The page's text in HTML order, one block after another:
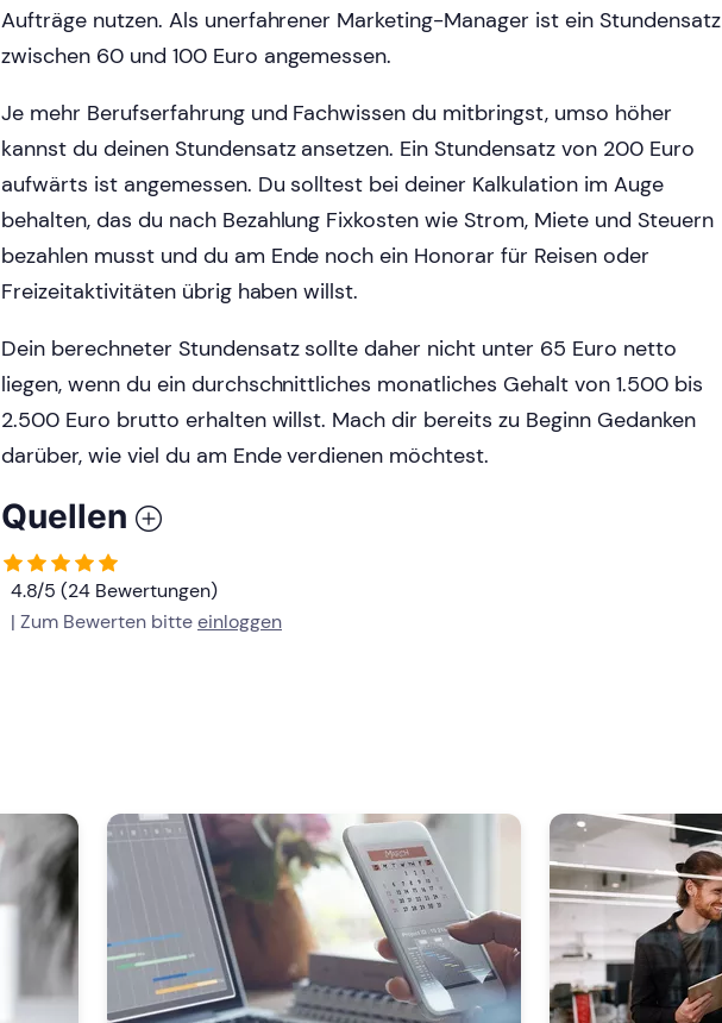
Aufträge nutzen. Als unerfahrener Marketing-Manager ist ein Stundensatz
zwischen 60 und 100 Euro angemessen.
Je mehr Berufserfahrung und Fachwissen du mitbringst, umso höher
kannst du deinen Stundensatz ansetzen. Ein Stundensatz von 200 Euro
aufwärts ist angemessen. Du solltest bei deiner Kalkulation im Auge
behalten, das du nach Bezahlung Fixkosten wie Strom, Miete und Steuern
bezahlen musst und du am Ende noch ein Honorar für Reisen oder
Freizeitaktivitäten übrig haben willst.
Dein berechneter Stundensatz sollte daher nicht unter 65 Euro netto
liegen, wenn du ein durchschnittliches monatliches Gehalt von 1.500 bis
2.500 Euro brutto erhalten willst. Mach dir bereits zu Beginn Gedanken
darüber, wie viel du am Ende verdienen möchtest.
Quellen
4.8/5 (24 Bewertungen)
| Zum Bewerten bitteeinloggen